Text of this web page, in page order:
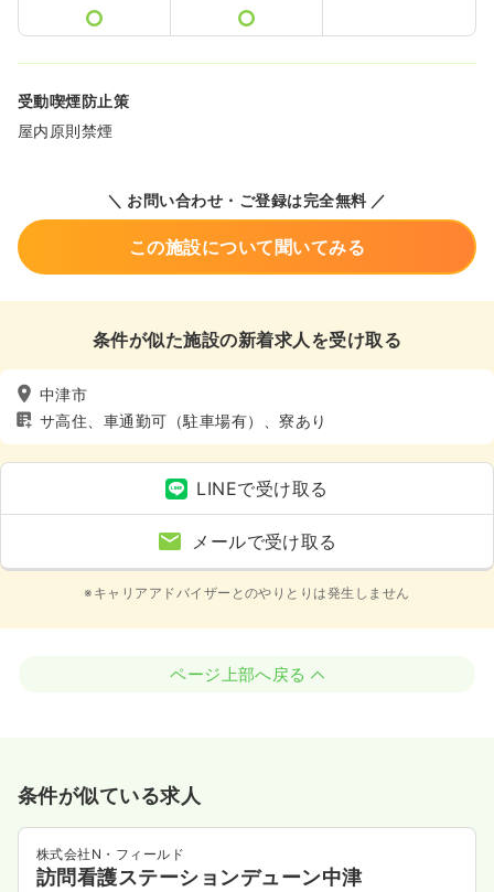
受動喫煙防止策
屋内原則禁煙
＼ お問い合わせ・ご登録は完全無料 ／
この施設について聞いてみる
条件が似た施設の新着求人を受け取る
中津市
サ高住、車通勤可（駐車場有）、寮あり
LINEで受け取る
メールで受け取る
※キャリアアドバイザーとのやりとりは発生しません
ページ上部へ戻る
条件が似ている求人
株式会社N・フィールド
訪問看護ステーションデューン中津